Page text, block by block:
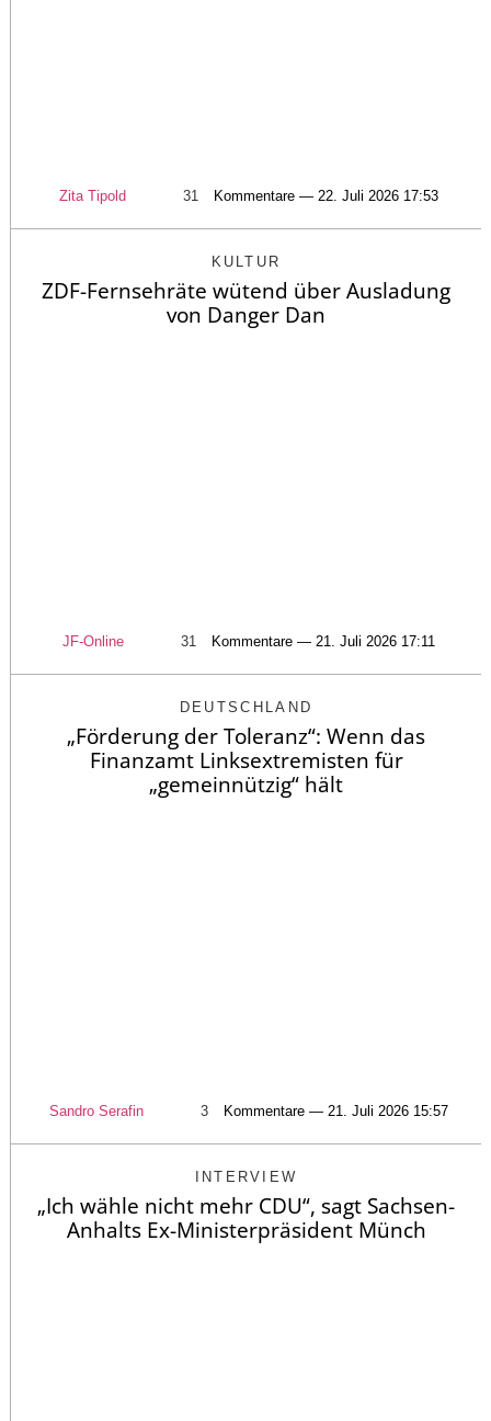
Zita Tipold 31 Kommentare — 22. Juli 2026 17:53
KULTUR
ZDF-Fernsehräte wütend über Ausladung
von Danger Dan
JF-Online 31 Kommentare — 21. Juli 2026 17:11
DEUTSCHLAND
„Förderung der Toleranz“: Wenn das
Finanzamt Linksextremisten für
„gemeinnützig“ hält
Sandro Serafin 3 Kommentare — 21. Juli 2026 15:57
INTERVIEW
„Ich wähle nicht mehr CDU“, sagt Sachsen-
Anhalts Ex-Ministerpräsident Münch